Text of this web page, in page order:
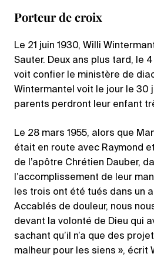
Porteur de croix
Le 21 juin 1930, Willi
Sauter. Deux ans plus tard, le
voit confier le ministère de
Wintermantel voit le jour le 30
parents perdront leur enfant
Le 28 mars 1955, alors que
était en route avec Raymond
de l’apôtre Chrétien Dauber,
l’accomplissement de leur
les trois ont été tués dans un
Accablés de douleur, nous
devant la volonté de Dieu qui
sachant qu’il n’a que des
malheur pour les siens », écrit